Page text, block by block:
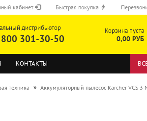
кабинет Быстрая покупка
дистрибьютор
301-30-50
Корзина пуста
0,00 РУБ
КОНТАКТЫ
техника » Аккумуляторный пылесос Karcher VCS 3